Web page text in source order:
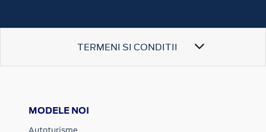
TERMENI SI CONDITII
MODELE NOI
Autoturisme